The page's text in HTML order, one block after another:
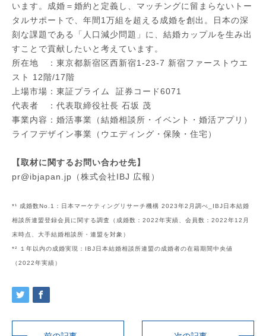
います。成婚＝婚約と定義し、マッチングに留まらないトー
タルサポートで、年間1万組を超える成婚を創出。日本の深
刻な課題である「人口減少問題」に、結婚カップルを生み出
すことで貢献したいと考えています。
所在地 ：東京都新宿区西新宿1-23-7 新宿ファーストウエ
スト 12階/17階
上場市場：東証プライム 証券コード6071
代表者 ：代表取締役社長 石坂 茂
事業内容：婚活事業（結婚相談所・イベント・婚活アプリ）
ライフデザイン事業（ウエディング・保険・住宅）
【取材に関するお問い合わせ先】
pr@ibjapan.jp（株式会社IBJ 広報）
*¹ 成婚数No.1：日本マーケティングリサーチ機構 2023年2月調べ_IBJ日本結婚
相談所連盟登録会員に関する調査（成婚数：2022年実績、会員数：2022年12月
末時点、大手結婚相談所・連盟を対象）
*² １年以内の成婚実現：IBJ日本結婚相談所連盟の成婚者の在籍期間中央値
（2022年実績）